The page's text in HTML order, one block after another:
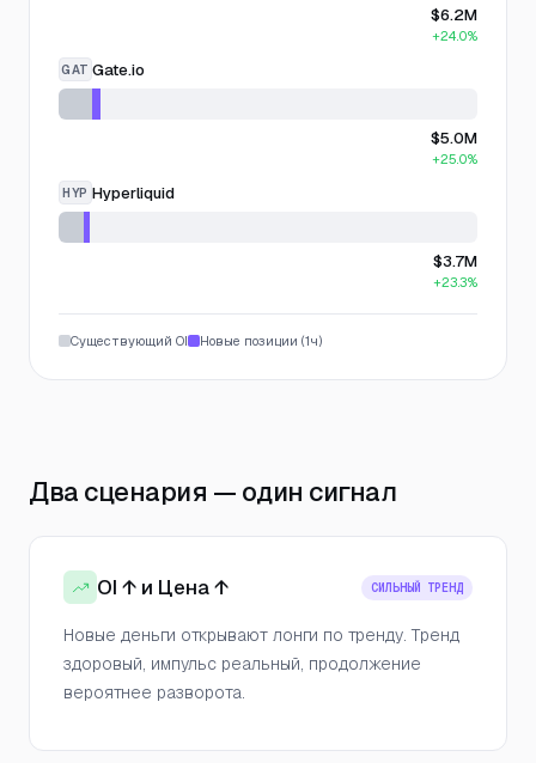
$6.2M
+24.0%
GAT Gate.io
$5.0M
+25.0%
HYP Hyperliquid
$3.7M
+23.3%
Существующий OI Новые позиции (1ч)
Два сценария — один сигнал
OI ↑ и Цена ↑ СИЛЬНЫЙ ТРЕНД
Новые деньги открывают лонги по тренду. Тренд
здоровый, импульс реальный, продолжение
вероятнее разворота.